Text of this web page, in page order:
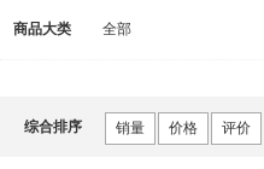
商品大类 全部
综合排序 销量 价格 评价